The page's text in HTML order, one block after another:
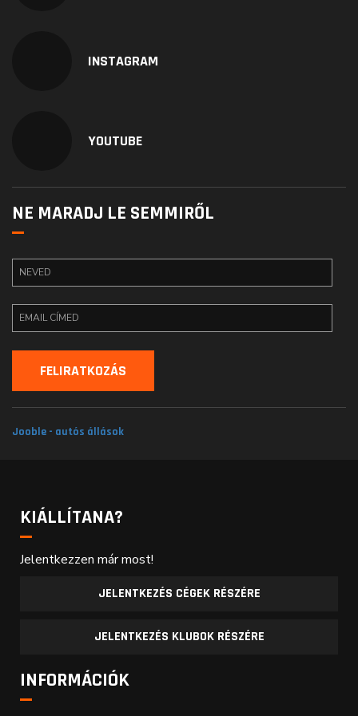
INSTAGRAM
YOUTUBE
NE MARADJ LE SEMMIRŐL
Jooble - autós állások
KIÁLLÍTANA?
Jelentkezzen már most!
JELENTKEZÉS CÉGEK RÉSZÉRE
JELENTKEZÉS KLUBOK RÉSZÉRE
INFORMÁCIÓK